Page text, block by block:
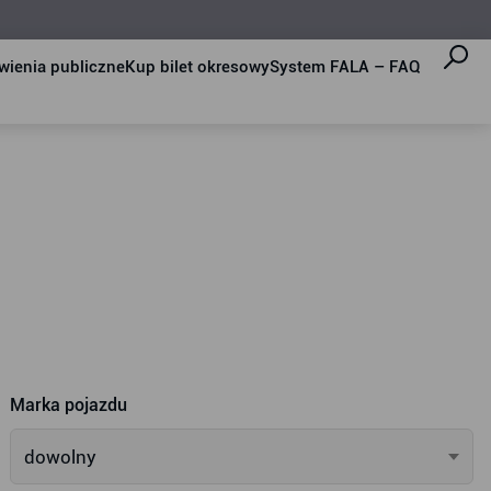
publiczneKup bilet okresowySystem FALA – FAQ
Marka pojazdu
dowolny